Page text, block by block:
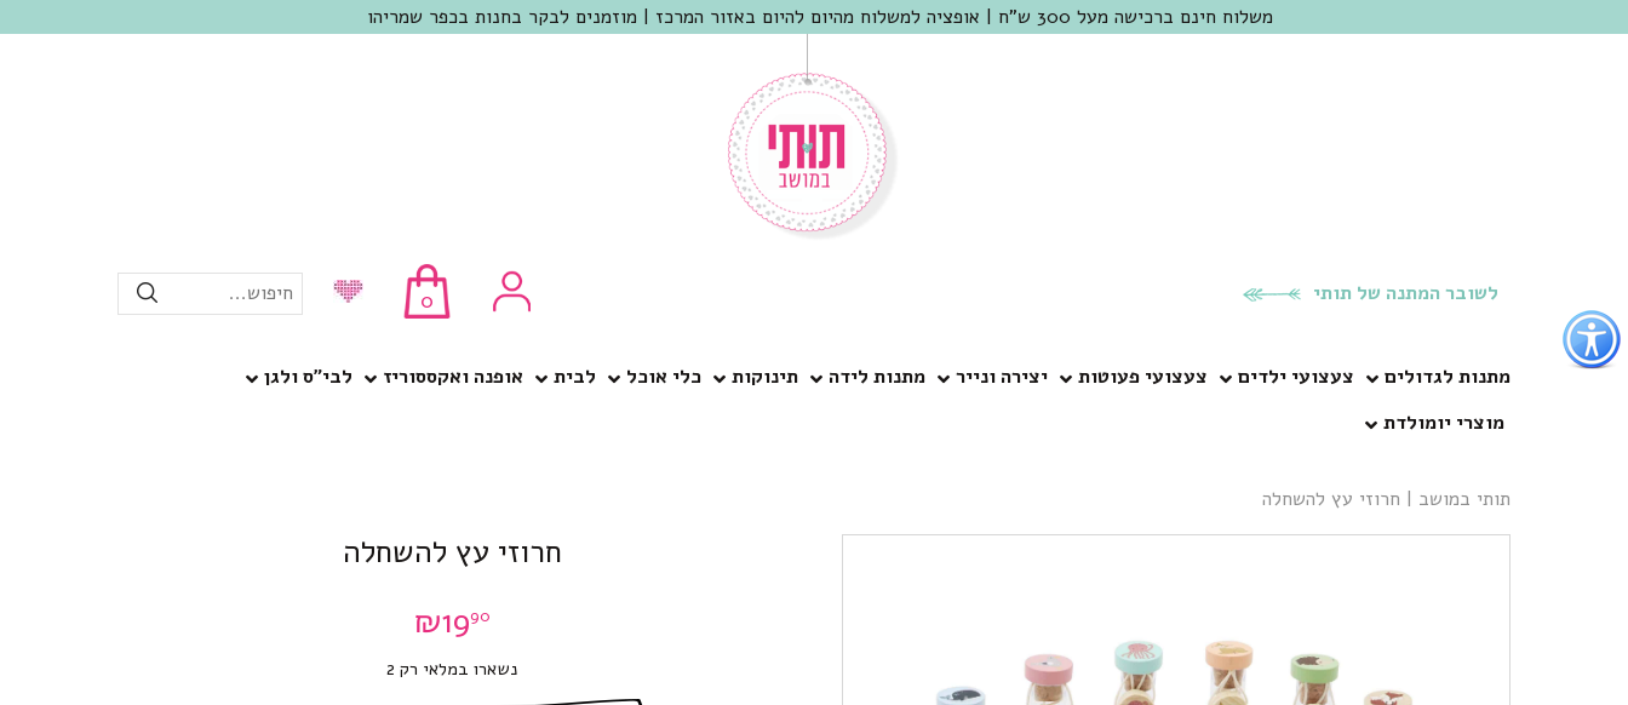
כפתור
לפתיחת
תפריט
נגישות
משלוח חינם ברכישה מעל 300 ש"ח | אופציה למשלוח מהיום להיום באזור המרכז | מוזמנים לבקר בחנות בכפר שמריהו
לשובר המתנה של תותי 0 חיפוש...
מתנות לגדולים צעצועי ילדים צעצועי פעוטות יצירה ונייר מתנות לידה תינוקות כלי אוכל לבית אופנה ואקססוריז
לבי”ס ולגן
מוצרי יומולדת
תותי במושב | חרוזי עץ להשחלה
חרוזי עץ להשחלה
₪1990
נשארו במלאי רק 2